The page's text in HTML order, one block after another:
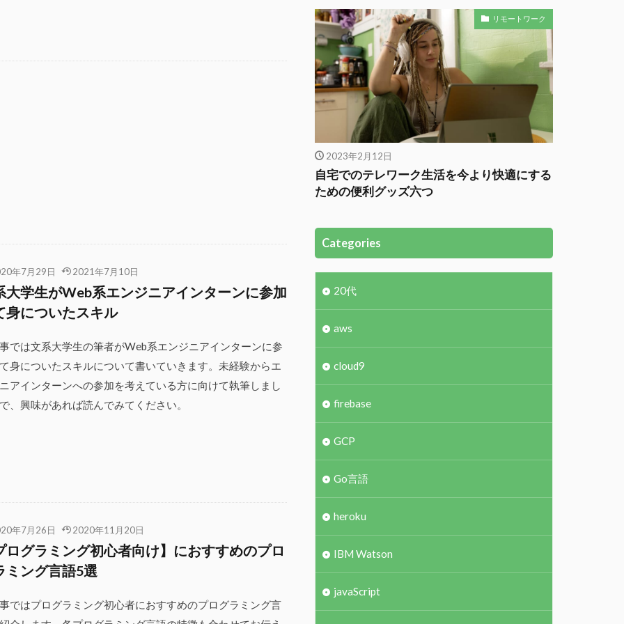
年7月29日 2021年7月10日
大学生がWeb系エンジニアインターンに参加
身についたスキル
では文系大学生の筆者がWeb系エンジニアインターンに参
身についたスキルについて書いていきます。未経験からエ
アインターンへの参加を考えている方に向けて執筆しまし
、興味があれば読んでみてください。
年7月26日 2020年11月20日
ログラミング初心者向け】におすすめのプロ
ミング言語5選
ではプログラミング初心者におすすめのプログラミング言
リモートワーク
2023年2月12日
自宅でのテレワーク生活を今より快適にする
ための便利グッズ六つ
Categories
20代
aws
cloud9
firebase
GCP
Go言語
heroku
IBM Watson
javaScript